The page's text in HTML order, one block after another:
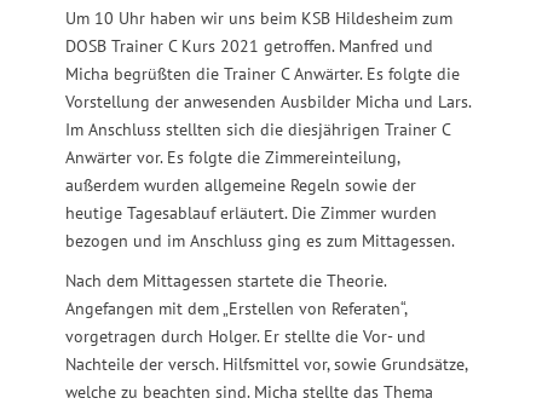
Um 10 Uhr haben wir uns beim KSB Hildesheim zum
DOSB Trainer C Kurs 2021 getroffen. Manfred und
Micha begrüßten die Trainer C Anwärter. Es folgte die
Vorstellung der anwesenden Ausbilder Micha und Lars.
Im Anschluss stellten sich die diesjährigen Trainer C
Anwärter vor. Es folgte die Zimmereinteilung,
außerdem wurden allgemeine Regeln sowie der
heutige Tagesablauf erläutert. Die Zimmer wurden
bezogen und im Anschluss ging es zum Mittagessen.
Nach dem Mittagessen startete die Theorie.
Angefangen mit dem „Erstellen von Referaten“,
vorgetragen durch Holger. Er stellte die Vor- und
Nachteile der versch. Hilfsmittel vor, sowie Grundsätze,
welche zu beachten sind. Micha stellte das Thema